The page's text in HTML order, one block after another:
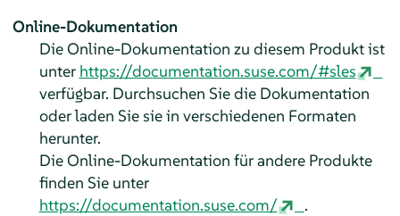
Online-Dokumentation
Die Online-Dokumentation zu diesem Produkt ist
unter https://documentation.suse.com/#sles
verfügbar. Durchsuchen Sie die Dokumentation
oder laden Sie sie in verschiedenen Formaten
herunter.
Die Online-Dokumentation für andere Produkte
finden Sie unter
https://documentation.suse.com/
.